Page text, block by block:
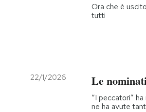
Ora che è
tutti
22/1/2026 Le
“I peccatori”
ne ha avute